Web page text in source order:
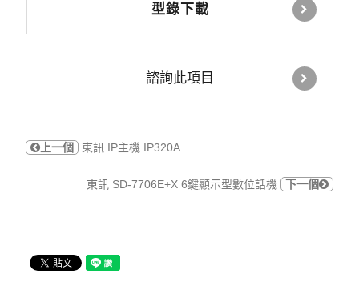
型錄下載
諮詢此項目
上一個 東訊 IP主機 IP320A
東訊 SD-7706E+X 6鍵顯示型數位話機 下一個